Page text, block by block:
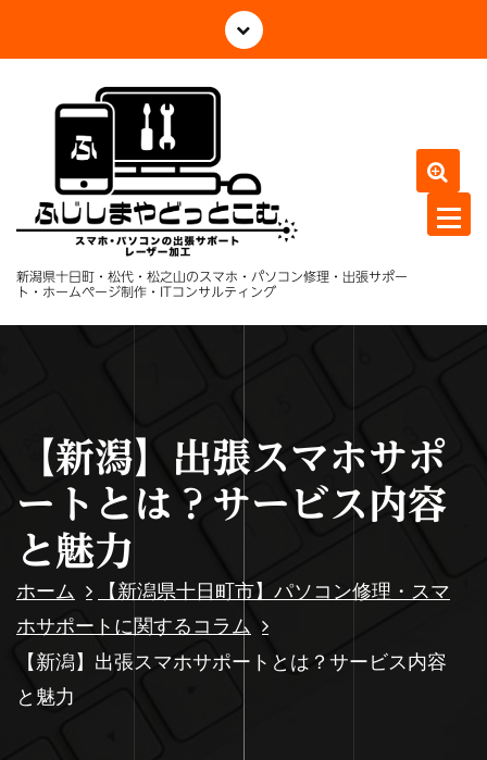
テ
新潟県十日町・松代・松之山のスマホ・パソコン修理・出張サポー
ト・ホームページ制作・ITコンサルティング
【新潟】出張スマホサポ
ートとは？サービス内容
と魅力
ホーム
【新潟県十日町市】パソコン修理・スマ
ホサポートに関するコラム
【新潟】出張スマホサポートとは？サービス内容
と魅力